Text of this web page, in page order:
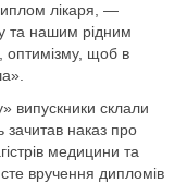
лікаря, —
та нашим рідним
оптимізму, щоб в
випускники склали
зачитав наказ про
медицини та
вручення дипломів